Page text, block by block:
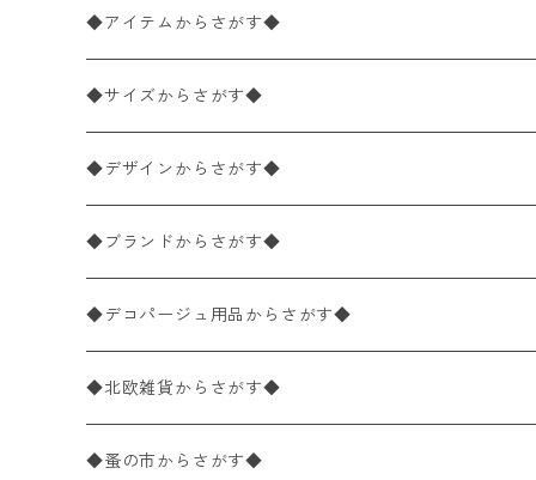
◆アイテムからさがす◆
ペーパーナプキン2枚バラ売り
ペーパーナプキン1枚バラ売り
ペーパーナプキン20枚入りパック
ペーパーナプキン10枚入りパック
ライスペーパー
ペーパーリネンナプキン
◆サイズからさがす◆
33×33cm（ランチサイズ）
バラ売り
パック売り
25×25cm（カクテルサイズ）
バラ売り
パック売り
40×40cm（ディナーサイズ）
バラ売り
パック売り
21×21cm（ポケットサイズ）
バラ売り
33cm（ラウンド）
◆デザインからさがす◆
花柄
植物・グリーン柄
動物・鳥・昆虫・蝶柄
海・魚柄
◆ブランドからさがす◆
ドイツ製 IHR/イア
ランチサイズ
カクテルサイズ
ドイツ製 Ambiente/アンビエンテ
ランチサイズ
ドイツ製 Paperproducts Design
◆デコパージュ用品からさがす◆
デコパージュ液
デコパージュ下地
◆北欧雑貨からさがす◆
シリコンモールド
◆蚤の市からさがす◆